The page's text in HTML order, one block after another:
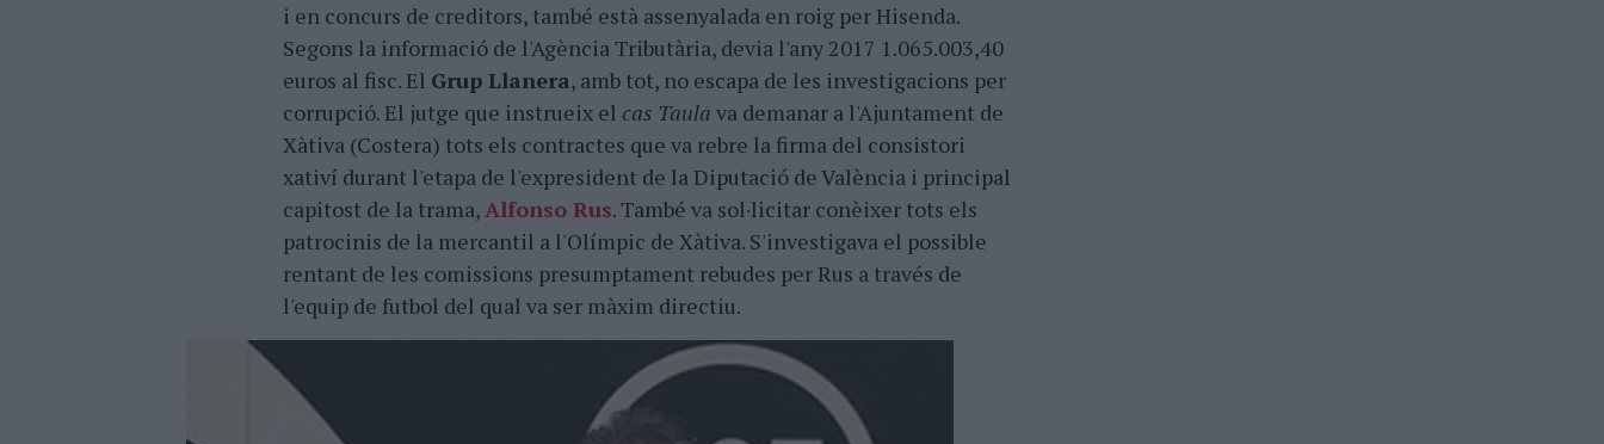
i en concurs de creditors, també està assenyalada en roig per Hisenda.
Segons la informació de l'Agència Tributària, devia l'any 2017 1.065.003,40
euros al fisc. El Grup Llanera, amb tot, no escapa de les investigacions per
corrupció. El jutge que instrueix el cas Taula va demanar a l'Ajuntament de
Xàtiva (Costera) tots els contractes que va rebre la firma del consistori
xativí durant l'etapa de l'expresident de la Diputació de València i principal
capitost de la trama,Alfonso Rus. També va sol·licitar conèixer tots els
patrocinis de la mercantil a l'Olímpic de Xàtiva. S'investigava el possible
rentant de les comissions presumptament rebudes per Rus a través de
l'equip de futbol del qual va ser màxim directiu.